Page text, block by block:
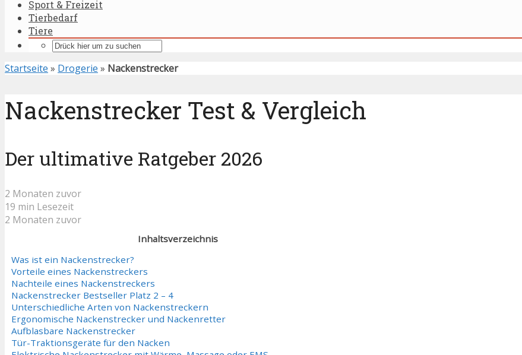
Sport & Freizeit
Tierbedarf
Tiere
Startseite » Drogerie » Nackenstrecker
Nackenstrecker Test & Vergleich
Der ultimative Ratgeber 2026
2 Monaten zuvor
19 min Lesezeit
2 Monaten zuvor
Inhaltsverzeichnis
Was ist ein Nackenstrecker?
Vorteile eines Nackenstreckers
Nachteile eines Nackenstreckers
Nackenstrecker Bestseller Platz 2 – 4
Unterschiedliche Arten von Nackenstreckern
Ergonomische Nackenstrecker und Nackenretter
Aufblasbare Nackenstrecker
Tür-Traktionsgeräte für den Nacken